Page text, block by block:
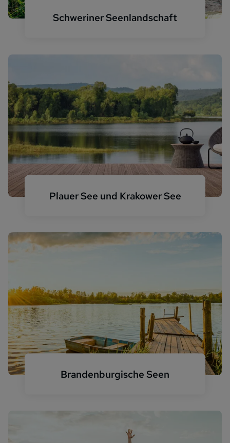
Schweriner Seenlandschaft
Plauer See und Krakower See
Brandenburgische Seen